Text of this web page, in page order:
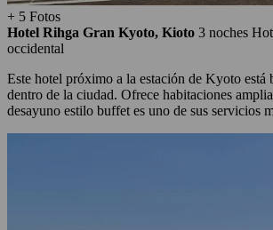
+ 5 Fotos
Hotel Rihga Gran Kyoto, Kioto 3 noches
occidental
Este hotel próximo a la estación de Kyoto está
dentro de la ciudad. Ofrece habitaciones
desayuno estilo buffet es uno de sus servicios